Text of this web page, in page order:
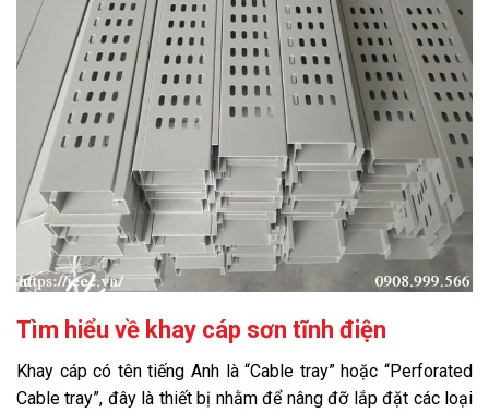
Tìm hiểu về khay cáp sơn tĩnh điện
Khay cáp có tên tiếng Anh là “Cable tray” hoặc “Perforated
Cable tray”, đây là thiết bị nhằm để nâng đỡ lắp đặt các loại